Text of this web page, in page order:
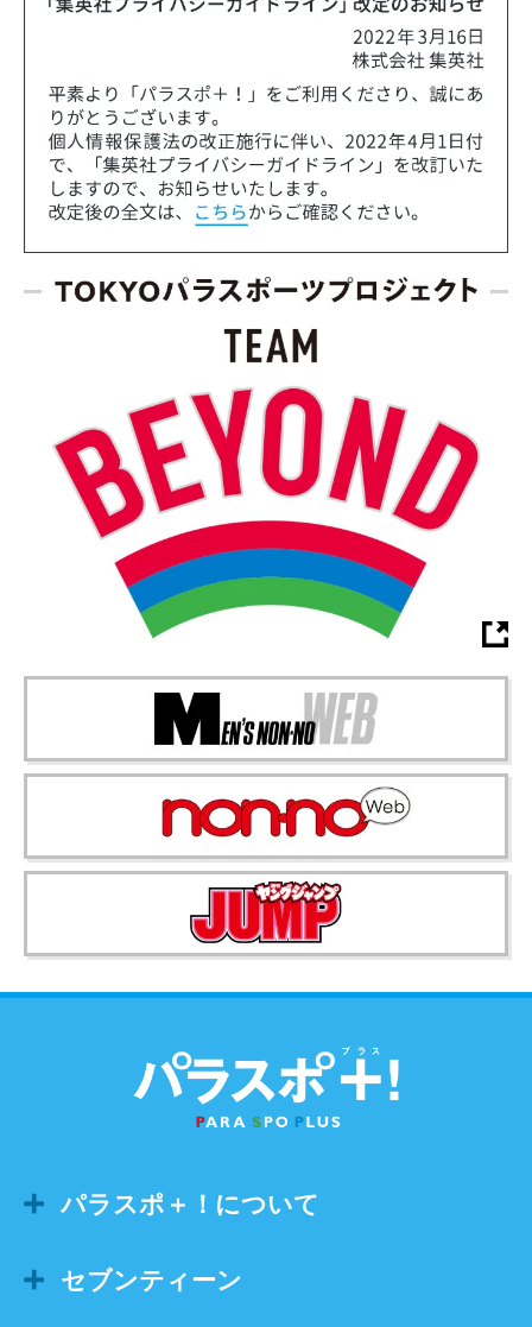
パラスポ＋！について
セブンティーン